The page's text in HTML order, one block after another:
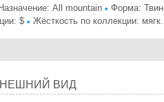
Назначение: All mountain • Форма:
$ • Жёсткость по коллекции:
ВИД